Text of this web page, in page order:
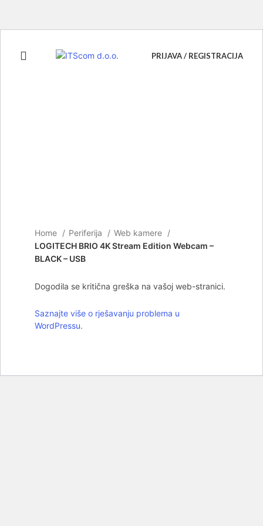
PRIJAVA / REGISTRACIJA
Home Periferija
Web kamere
LOGITECH BRIO 4K Stream Edition Webcam –
BLACK – USB
Dogodila se kritična greška na vašoj web-stranici.
Saznajte više o rješavanju problema u
WordPressu.